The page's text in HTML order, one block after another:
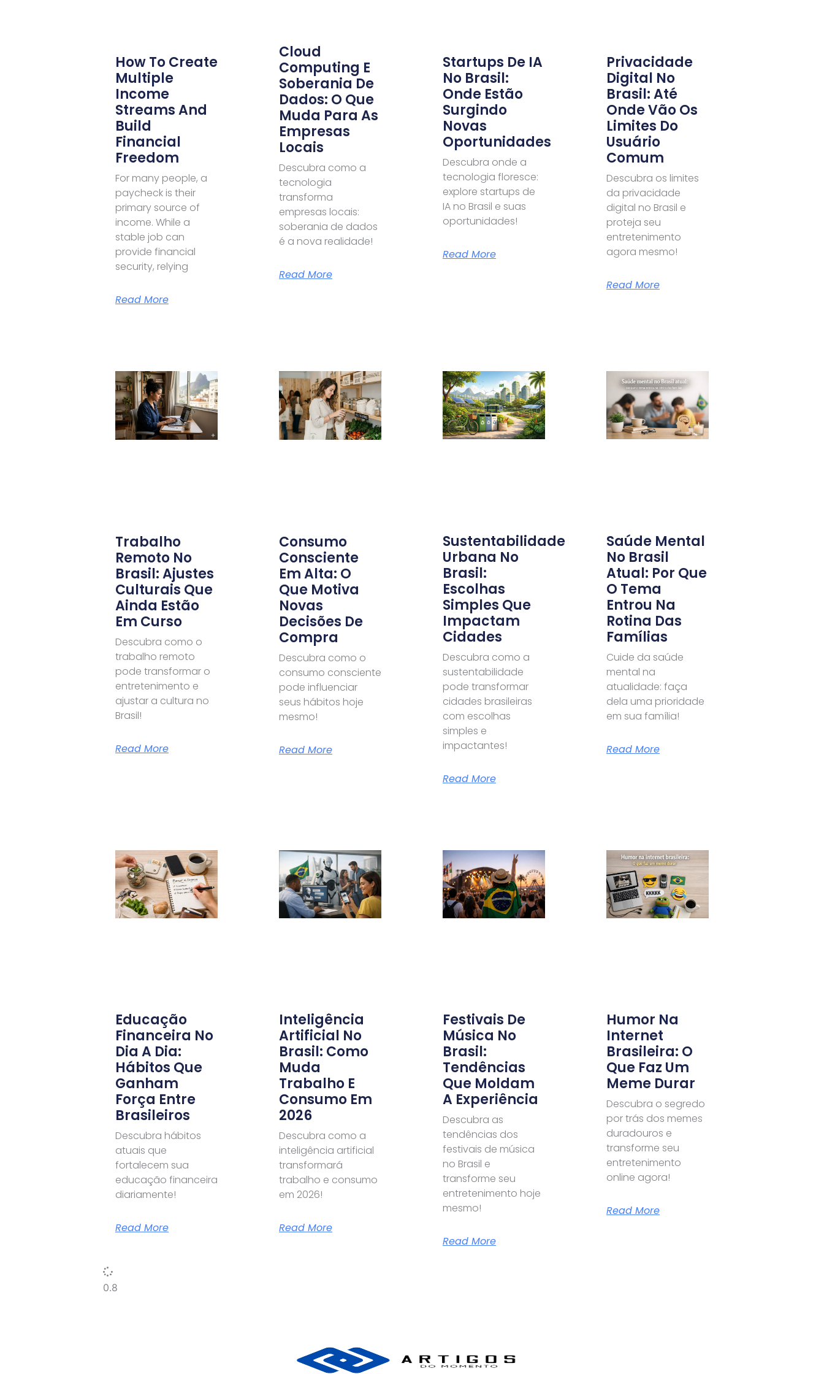
How To Create
Multiple
Income
Streams And
Build
Financial
Freedom
For many people, a
paycheck is their
primary source of
income. While a
stable job can
provide financial
security, relying
Read More
Cloud
Computing E
Soberania De
Dados: O Que
Muda Para As
Empresas
Locais
Descubra como a
tecnologia
transforma
empresas locais:
soberania de dados
é a nova realidade!
Read More
Startups De IA
No Brasil:
Onde Estão
Surgindo
Novas
Oportunidades
Descubra onde a
tecnologia floresce:
explore startups de
IA no Brasil e suas
oportunidades!
Read More
Privacidade
Digital No
Brasil: Até
Onde Vão Os
Limites Do
Usuário
Comum
Descubra os limites
da privacidade
digital no Brasil e
proteja seu
entretenimento
agora mesmo!
Read More
Trabalho
Remoto No
Brasil: Ajustes
Culturais Que
Ainda Estão
Em Curso
Descubra como o
trabalho remoto
pode transformar o
entretenimento e
ajustar a cultura no
Brasil!
Read More
Consumo
Consciente
Em Alta: O
Que Motiva
Novas
Decisões De
Compra
Descubra como o
consumo consciente
pode influenciar
seus hábitos hoje
mesmo!
Read More
Sustentabilidade
Urbana No
Brasil:
Escolhas
Simples Que
Impactam
Cidades
Descubra como a
sustentabilidade
pode transformar
cidades brasileiras
com escolhas
simples e
impactantes!
Read More
Saúde Mental
No Brasil
Atual: Por Que
O Tema
Entrou Na
Rotina Das
Famílias
Cuide da saúde
mental na
atualidade: faça
dela uma prioridade
em sua família!
Read More
Educação
Financeira No
Dia A Dia:
Hábitos Que
Ganham
Força Entre
Brasileiros
Descubra hábitos
atuais que
fortalecem sua
educação financeira
diariamente!
Read More
Inteligência
Artificial No
Brasil: Como
Muda
Trabalho E
Consumo Em
2026
Descubra como a
inteligência artificial
transformará
trabalho e consumo
em 2026!
Read More
Festivais De
Música No
Brasil:
Tendências
Que Moldam
A Experiência
Descubra as
tendências dos
festivais de música
no Brasil e
transforme seu
entretenimento hoje
mesmo!
Read More
Humor Na
Internet
Brasileira: O
Que Faz Um
Meme Durar
Descubra o segredo
por trás dos memes
duradouros e
transforme seu
entretenimento
online agora!
Read More